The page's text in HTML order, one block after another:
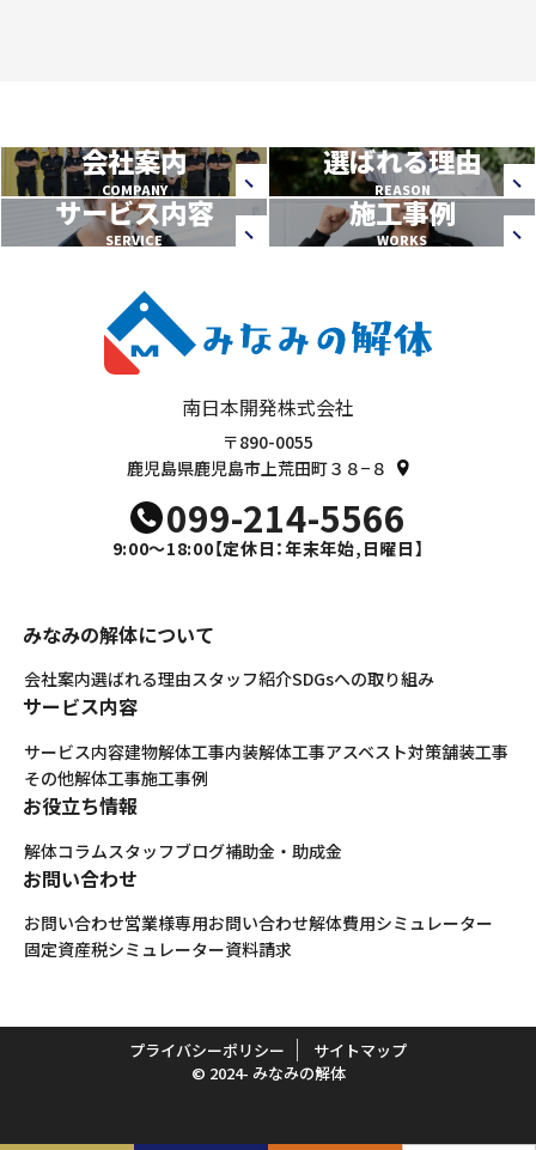
会社案内
COMPANY
選ばれる理由
REASON
サービス内容
SERVICE
施工事例
WORKS
南日本開発株式会社
〒890-0055
鹿児島県鹿児島市上荒田町３８−８
099-214-5566
9:00～18:00【定休日：年末年始,日曜日】
みなみの解体について
会社案内選ばれる理由スタッフ紹介SDGsへの取り組み
サービス内容
サービス内容建物解体工事内装解体工事アスベスト対策舗装工事
その他解体工事施工事例
お役立ち情報
解体コラムスタッフブログ補助金・助成金
お問い合わせ
お問い合わせ営業様専用お問い合わせ解体費用シミュレーター
固定資産税シミュレーター資料請求
プライバシーポリシー
サイトマップ
© 2024- みなみの解体